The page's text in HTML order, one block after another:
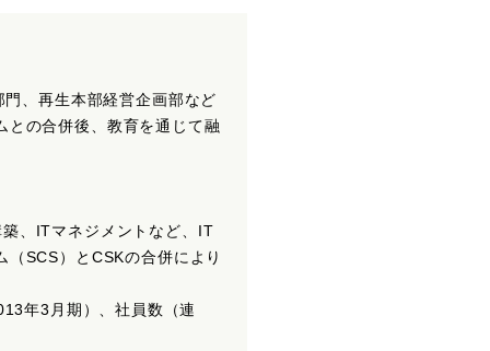
、再生本部経営企画部など
との合併後、教育を通じて融
、ITマネジメントなど、IT
SCS）とCSKの合併により
年3月期）、社員数（連